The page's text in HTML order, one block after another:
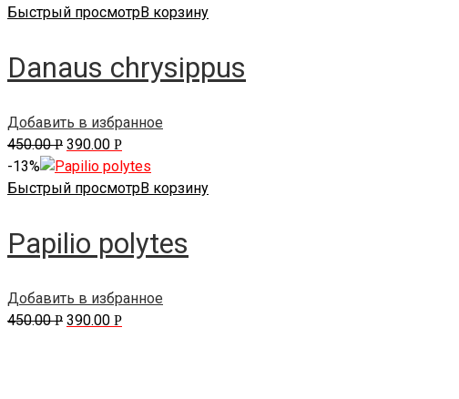
Быстрый просмотрВ корзину
Danaus chrysippus
Добавить в избранное
450.00Р 390.00 Р
-13%
Быстрый просмотрВ корзину
Papilio polytes
Добавить в избранное
450.00Р 390.00 Р